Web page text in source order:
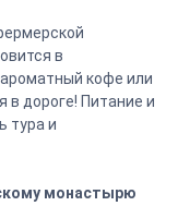
в
кофе или
в дороге! Питание и
тура и
монастырю